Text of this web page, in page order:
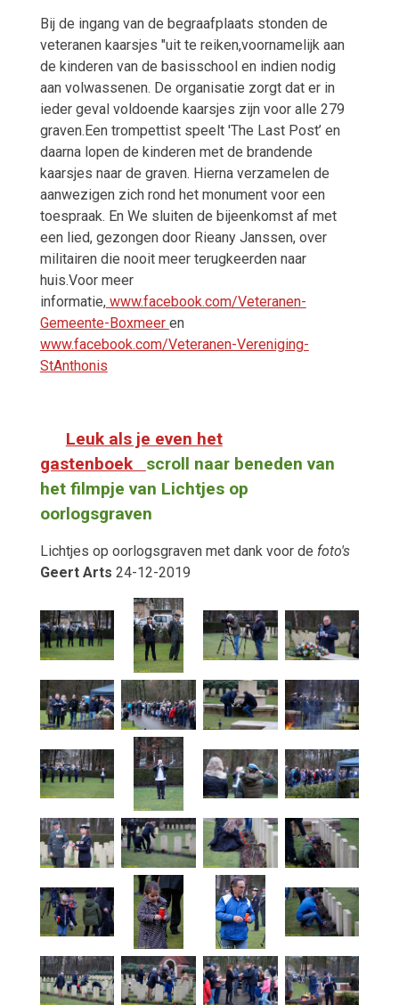
Bij de ingang van de begraafplaats stonden de
veteranen kaarsjes "uit te reiken,voornamelijk aan
de kinderen van de basisschool en indien nodig
aan volwassenen. De organisatie zorgt dat er in
ieder geval voldoende kaarsjes zijn voor alle 279
graven.Een trompettist speelt 'The Last Post’ en
daarna lopen de kinderen met de brandende
kaarsjes naar de graven. Hierna verzamelen de
aanwezigen zich rond het monument voor een
toespraak. En We sluiten de bijeenkomst af met
een lied, gezongen door Rieany Janssen, over
militairen die nooit meer terugkeerden naar
huis.Voor meer
informatie,www.facebook.com/Veteranen-
Gemeente-Boxmeer en
www.facebook.com/Veteranen-Vereniging-
StAnthonis
Leuk als je even het
gastenboek scroll naar beneden van
het filmpje van Lichtjes op
oorlogsgraven
Lichtjes op oorlogsgraven met dank voor de foto's
Geert Arts 24-12-2019